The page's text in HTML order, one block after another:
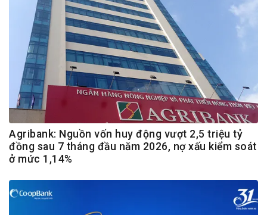
Agribank: Nguồn vốn huy động vượt 2,5 triệu tỷ
đồng sau 7 tháng đầu năm 2026, nợ xấu kiểm soát
ở mức 1,14%